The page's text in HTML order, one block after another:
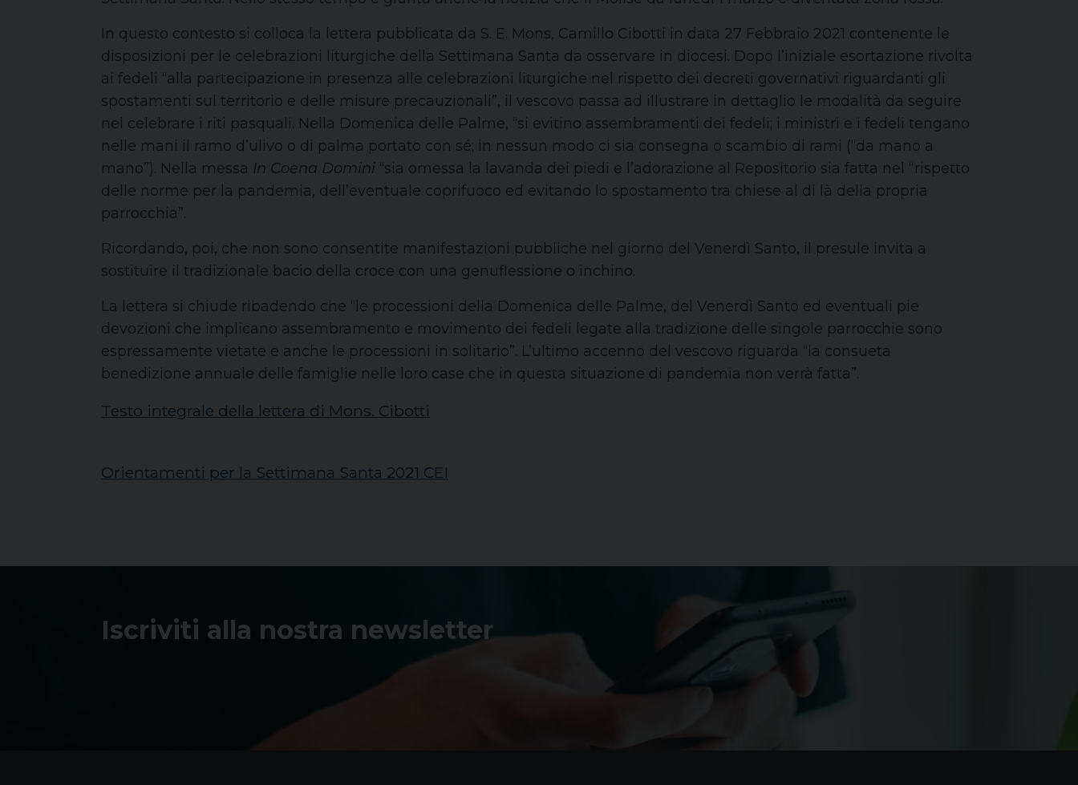
In questo contesto si colloca la lettera pubblicata da S. E. Mons, Camillo Cibotti in data 27 Febbraio 2021 contenente le
disposizioni per le celebrazioni liturgiche della Settimana Santa da osservare in diocesi. Dopo l’iniziale esortazione rivolta
ai fedeli “alla partecipazione in presenza alle celebrazioni liturgiche nel rispetto dei decreti governativi riguardanti gli
spostamenti sul territorio e delle misure precauzionali”, il vescovo passa ad illustrare in dettaglio le modalità da seguire
nel celebrare i riti pasquali. Nella Domenica delle Palme, “si evitino assembramenti dei fedeli; i ministri e i fedeli tengano
nelle mani il ramo d’ulivo o di palma portato con sé; in nessun modo ci sia consegna o scambio di rami (“da mano a
mano”). Nella messa In Coena Domini “sia omessa la lavanda dei piedi e l’adorazione al Repositorio sia fatta nel “rispetto
delle norme per la pandemia, dell’eventuale coprifuoco ed evitando lo spostamento tra chiese al di là della propria
parrocchia”.
Ricordando, poi, che non sono consentite manifestazioni pubbliche nel giorno del Venerdì Santo, il presule invita a
sostituire il tradizionale bacio della croce con una genuflessione o inchino.
La lettera si chiude ribadendo che “le processioni della Domenica delle Palme, del Venerdì Santo ed eventuali pie
devozioni che implicano assembramento e movimento dei fedeli legate alla tradizione delle singole parrocchie sono
espressamente vietate e anche le processioni in solitario”. L’ultimo accenno del vescovo riguarda “la consueta
benedizione annuale delle famiglie nelle loro case che in questa situazione di pandemia non verrà fatta”.
Testo integrale della lettera di Mons. Cibotti
Orientamenti per la Settimana Santa 2021 CEI
Iscriviti alla nostra newsletter